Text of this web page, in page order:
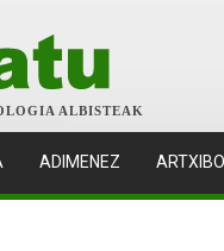
ALBISTEAK
ADIMENEZ